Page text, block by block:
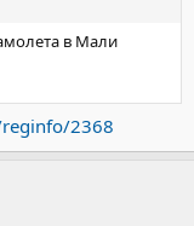
в Мали
2368